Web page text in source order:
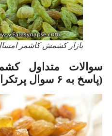
بازار کشمش کاشمر امسال
سوالات متداول
(پاسخ به ۶ سوال پرتکرار تاجران)